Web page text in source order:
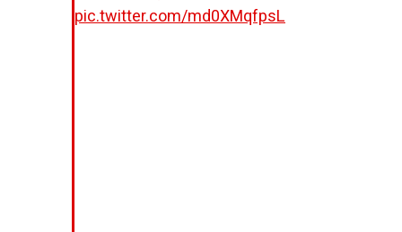
pic.twitter.com/md0XMqfpsL